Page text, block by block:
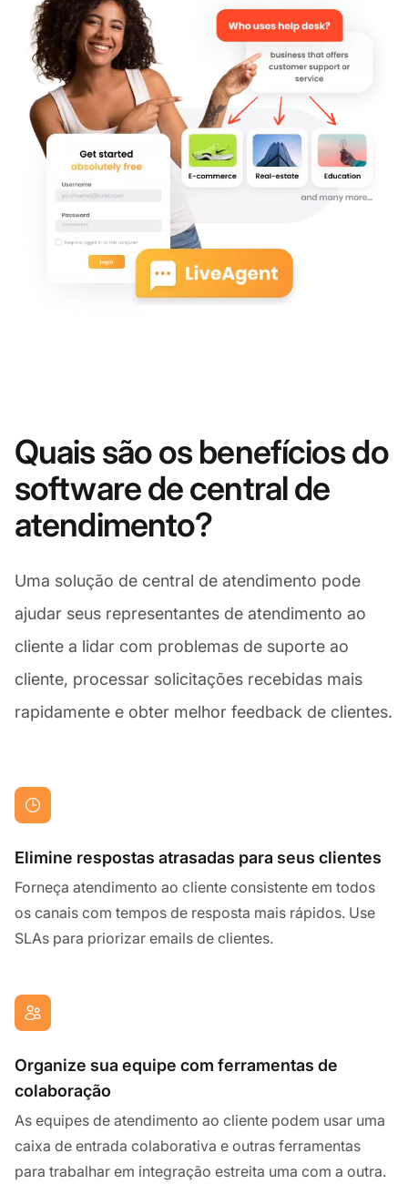
Quais são os benefícios do
software de central de
atendimento?
Uma solução de central de atendimento pode
ajudar seus representantes de atendimento ao
cliente a lidar com problemas de suporte ao
cliente, processar solicitações recebidas mais
rapidamente e obter melhor feedback de clientes.
Elimine respostas atrasadas para seus clientes
Forneça atendimento ao cliente consistente em todos
os canais com tempos de resposta mais rápidos. Use
SLAs para priorizar emails de clientes.
Organize sua equipe com ferramentas de
colaboração
As equipes de atendimento ao cliente podem usar uma
caixa de entrada colaborativa e outras ferramentas
para trabalhar em integração estreita uma com a outra.